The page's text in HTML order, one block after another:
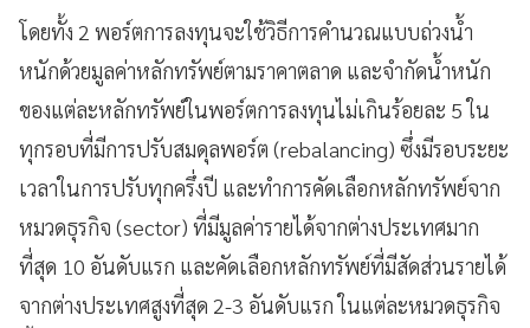
โดยทั้ง 2 พอร์ตการลงทุนจะใช้วิธีการคำนวณแบบถ่วงน้ำ
หนักด้วยมูลค่าหลักทรัพย์ตามราคาตลาด และจำกัดน้ำหนัก
ของแต่ละหลักทรัพย์ในพอร์ตการลงทุนไม่เกินร้อยละ 5 ใน
ทุกรอบที่มีการปรับสมดุลพอร์ต (rebalancing) ซึ่งมีรอบระยะ
เวลาในการปรับทุกครึ่งปี และทำการคัดเลือกหลักทรัพย์จาก
หมวดธุรกิจ (sector) ที่มีมูลค่ารายได้จากต่างประเทศมาก
ที่สุด 10 อันดับแรก และคัดเลือกหลักทรัพย์ที่มีสัดส่วนรายได้
จากต่างประเทศสูงที่สุด 2-3 อันดับแรก ในแต่ละหมวดธุรกิจ